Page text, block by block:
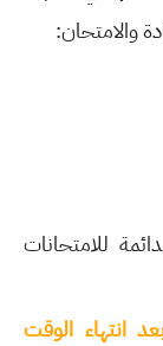
والامتحان:
للامتحانات
انتهاء الوقت